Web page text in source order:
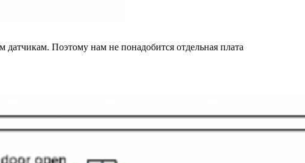
Поэтому нам не понадобится отдельная плата